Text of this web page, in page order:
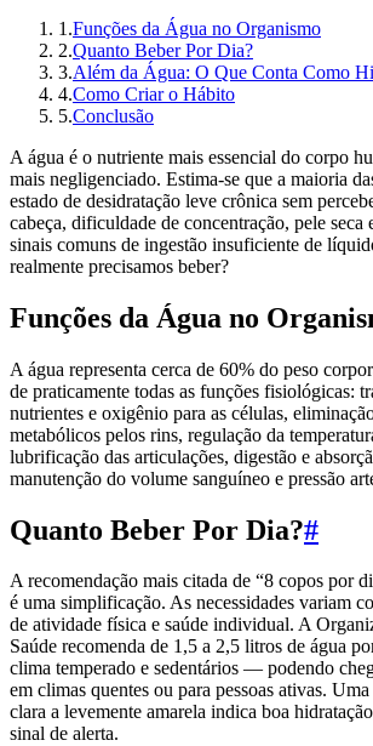
1 .Funções da Água no Organismo
2.Quanto Beber Por Dia?
3.Além da Água: O Que Conta Como
4.Como Criar o Hábito
5.Conclusão
A água é o nutriente mais essencial do corpo
mais negligenciado. Estima-se que a maioria
estado de desidratação leve crônica sem
cabeça, dificuldade de concentração, pele seca
sinais comuns de ingestão insuficiente de
realmente precisamos beber?
Funções da Água no
A água representa cerca de 60% do peso
de praticamente todas as funções fisiológicas:
nutrientes e oxigênio para as células,
metabólicos pelos rins, regulação da
lubrificação das articulações, digestão e
manutenção do volume sanguíneo e pressão
Quanto Beber Por Dia?#
A recomendação mais citada de “8 copos por
é uma simplificação. As necessidades variam
de atividade física e saúde individual. A
Saúde recomenda de 1,5 a 2,5 litros de água
clima temperado e sedentários — podendo
em climas quentes ou para pessoas ativas.
clara a levemente amarela indica boa
sinal de alerta.